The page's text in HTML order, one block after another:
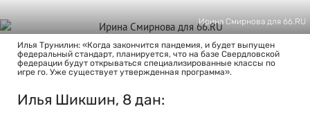
Ирина Смирнова для 66.RU
Илья Трунилин: «Когда закончится пандемия, и будет выпущен
федеральный стандарт, планируется, что на базе Свердловской
федерации будут открываться специализированные классы по
игре го. Уже существует утвержденная программа».
Илья Шикшин, 8 дан: